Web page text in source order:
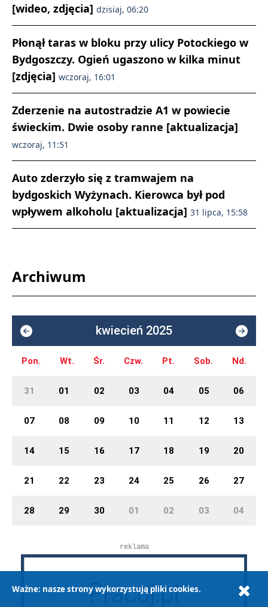
[wideo, zdjęcia] dzisiaj, 06:20
Płonął taras w bloku przy ulicy Potockiego w
Bydgoszczy. Ogień ugaszono w kilka minut
[zdjęcia] wczoraj, 16:01
Zderzenie na autostradzie A1 w powiecie
świeckim. Dwie osoby ranne [aktualizacja]
wczoraj, 11:51
Auto zderzyło się z tramwajem na
bydgoskich Wyżynach. Kierowca był pod
wpływem alkoholu [aktualizacja] 31 lipca, 15:58
Archiwum
kwiecień 2025
Pon. Wt. Śr. Czw. Pt. Sob. Nd.
31 01 02 03 04 05 06
07 08 09 10 11 12 13
14 15 16 17 18 19 20
21 22 23 24 25 26 27
28 29 30 01 02 03 04
reklama
Ważne: nasze strony wykorzystują pliki cookies.